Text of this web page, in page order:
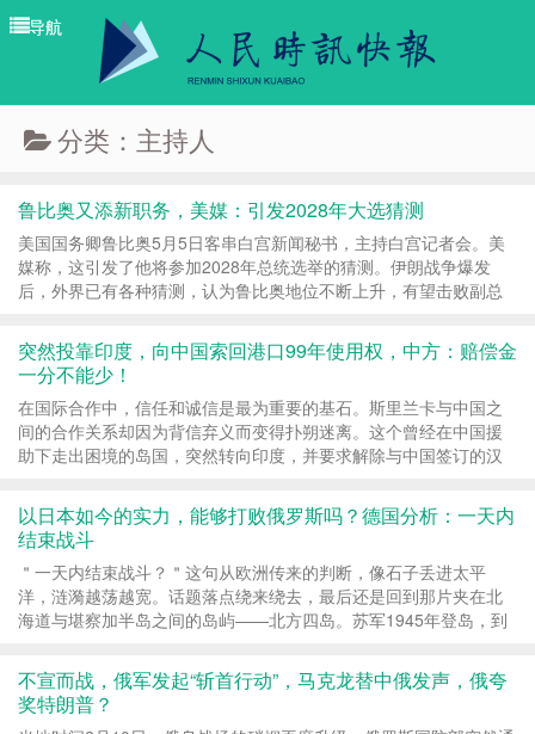
导航
导航
分类：主持人
鲁比奥又添新职务，美媒：引发2028年大选猜测
美国国务卿鲁比奥5月5日客串白宫新闻秘书，主持白宫记者会。美
媒称，这引发了他将参加2028年总统选举的猜测。伊朗战争爆发
后，外界已有各种猜测，认为鲁比奥地位不断上升，有望击败副总
突然投靠印度，向中国索回港口99年使用权，中方：赔偿金
一分不能少！
在国际合作中，信任和诚信是最为重要的基石。斯里兰卡与中国之
间的合作关系却因为背信弃义而变得扑朔迷离。这个曾经在中国援
助下走出困境的岛国，突然转向印度，并要求解除与中国签订的汉
以日本如今的实力，能够打败俄罗斯吗？德国分析：一天内
结束战斗
＂一天内结束战斗？＂这句从欧洲传来的判断，像石子丢进太平
洋，涟漪越荡越宽。话题落点绕来绕去，最后还是回到那片夹在北
海道与堪察加半岛之间的岛屿——北方四岛。苏军1945年登岛，到
不宣而战，俄军发起“斩首行动”，马克龙替中俄发声，俄夸
奖特朗普？